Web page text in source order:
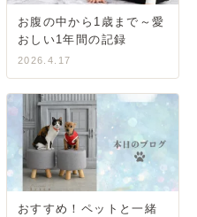
お腹の中から1歳まで～愛
おしい1年間の記録
2026.4.17
おすすめ！ペットと一緒